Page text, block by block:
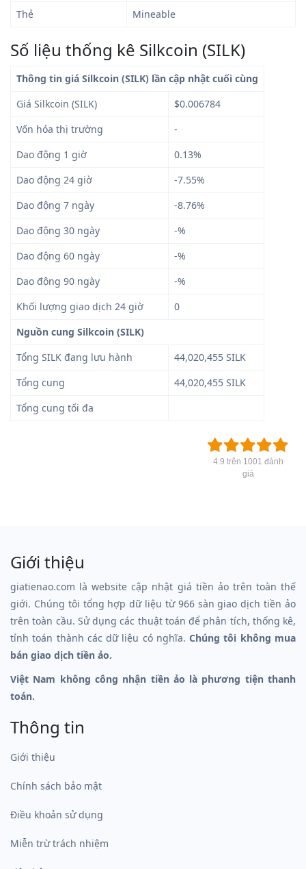
Thẻ Mineable
Số liệu thống kê Silkcoin (SILK)
Thông tin giá Silkcoin (SILK) lần cập nhật cuối cùng
Giá Silkcoin (SILK)
$0.006784
Vốn hóa thị trường
-
Dao động 1 giờ
0.13%
Dao động 24 giờ
-7.55%
Dao động 7 ngày
-8.76%
Dao động 30 ngày
-%
Dao động 60 ngày
-%
Dao động 90 ngày
-%
Khối lượng giao dịch 24 giờ
0
Nguồn cung Silkcoin (SILK)
Tổng SILK đang lưu hành
44,020,455 SILK
Tổng cung
44,020,455 SILK
Tổng cung tối đa
4.9 trên 1001 đánh
giá
Giới thiệu
giatienao.com là website cập nhật giá tiền ảo trên toàn thế
giới. Chúng tôi tổng hợp dữ liệu từ 966 sàn giao dịch tiền ảo
trên toàn cầu. Sử dụng các thuật toán để phân tích, thống kê,
tính toán thành các dữ liệu có nghĩa.Chúng tôi không mua
bán giao dịch tiền ảo.
Việt Nam không công nhận tiền ảo là phương tiện thanh
toán.
Thông tin
Giới thiệu
Chính sách bảo mật
Điều khoản sử dụng
Miễn trừ trách nhiệm